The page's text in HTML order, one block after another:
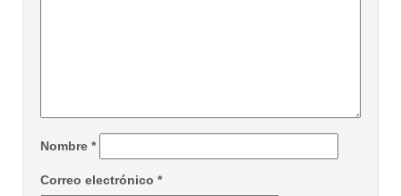
Nombre *
Correo electrónico *